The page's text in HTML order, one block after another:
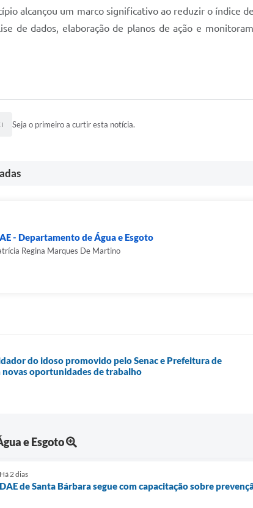
alcançou um marco significativo ao reduzir o índice
de dados, elaboração de planos de ação e
Seja o primeiro a curtir esta notícia.
- Departamento de Água e Esgoto
Regina Marques De Martino
do idoso promovido pelo Senac e Prefeitura de
novas oportunidades de trabalho
e Esgoto
Há 2 dias
DAE de Santa Bárbara segue com capacitação sobre